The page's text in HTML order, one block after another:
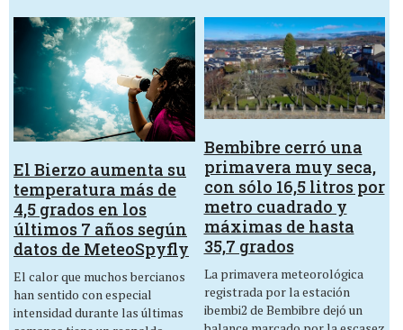
El Bierzo aumenta su
temperatura más de
4,5 grados en los
últimos 7 años según
datos de MeteoSpyfly
El calor que muchos bercianos
han sentido con especial
intensidad durante las últimas
Bembibre cerró una
primavera muy seca,
con sólo 16,5 litros por
metro cuadrado y
máximas de hasta
35,7 grados
La primavera meteorológica
registrada por la estación
ibembi2 de Bembibre dejó un